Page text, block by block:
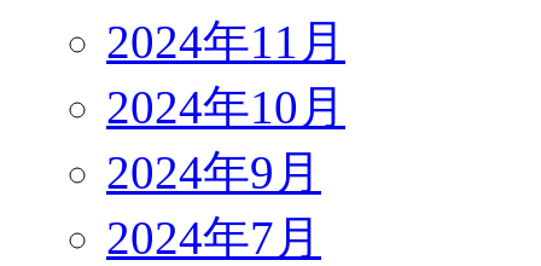
2024年11月
2024年10月
2024年9月
2024年7月